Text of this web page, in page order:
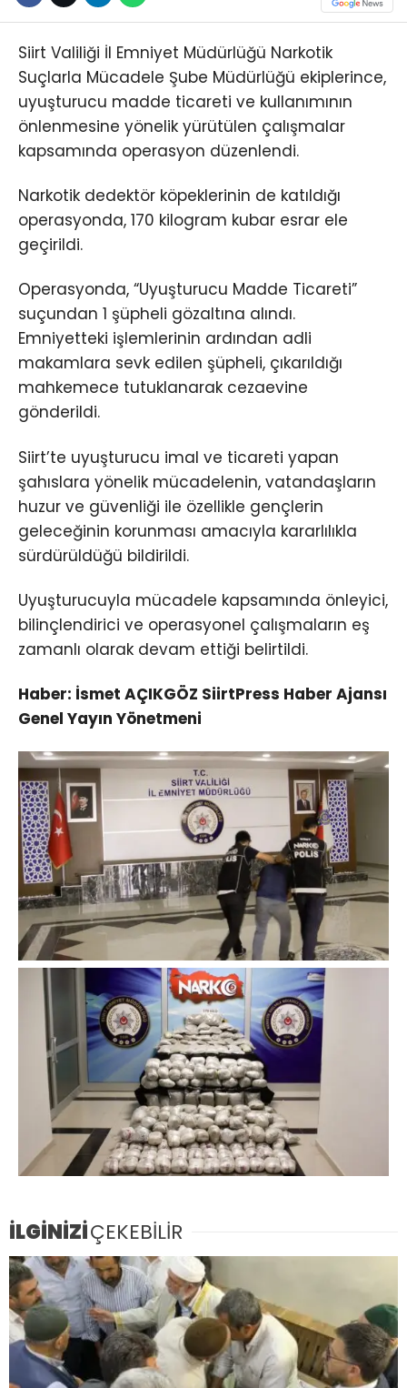
Siirt Valiliği İl Emniyet Müdürlüğü Narkotik
Suçlarla Mücadele Şube Müdürlüğü ekiplerince,
uyuşturucu madde ticareti ve kullanımının
önlenmesine yönelik yürütülen çalışmalar
kapsamında operasyon düzenlendi.
Narkotik dedektör köpeklerinin de katıldığı
operasyonda, 170 kilogram kubar esrar ele
geçirildi.
Operasyonda, “Uyuşturucu Madde Ticareti”
suçundan 1 şüpheli gözaltına alındı.
Emniyetteki işlemlerinin ardından adli
makamlara sevk edilen şüpheli, çıkarıldığı
mahkemece tutuklanarak cezaevine
gönderildi.
Siirt’te uyuşturucu imal ve ticareti yapan
şahıslara yönelik mücadelenin, vatandaşların
huzur ve güvenliği ile özellikle gençlerin
geleceğinin korunması amacıyla kararlılıkla
sürdürüldüğü bildirildi.
Uyuşturucuyla mücadele kapsamında önleyici,
bilinçlendirici ve operasyonel çalışmaların eş
zamanlı olarak devam ettiği belirtildi.
Haber: İsmet AÇIKGÖZ SiirtPress Haber Ajansı
Genel Yayın Yönetmeni
İLGİNİZİÇEKEBİLİR